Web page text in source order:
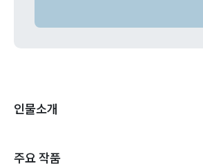
인물소개
주요 작품